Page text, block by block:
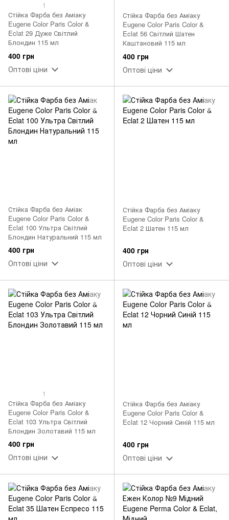
1
Стійка Фарба без Аміаку
Eugene Color Paris Color &
Eclat 29 Дуже Світлий
Блондин 115 мл
400 грн
Оптові ціни
Стійка Фарба без Аміаку
Eugene Color Paris Color &
Eclat 56 Світлий Шатен
Каштановий 115 мл
400 грн
Оптові ціни
Стійка Фарба без Аміак
Eugene Color Paris Color &
Eclat 100 Ультра Світлий
Блондин Натуральний 115 мл
400 грн
Оптові ціни
Стійка Фарба без Аміаку
Eugene Color Paris Color &
Eclat 2 Шатен 115 мл
400 грн
Оптові ціни
1
Стійка Фарба без Аміаку
Eugene Color Paris Color &
Eclat 103 Ультра Світлий
Блондин Золотавий 115 мл
400 грн
Оптові ціни
Стійка Фарба без Аміаку
Eugene Color Paris Color &
Eclat 12 Чорний Синій 115 мл
400 грн
Оптові ціни